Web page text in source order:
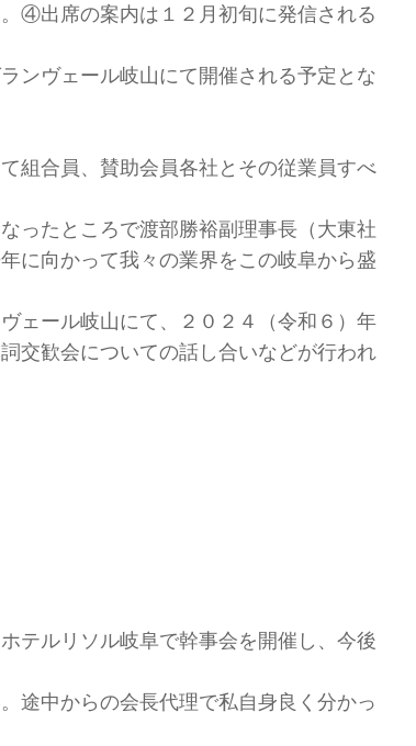
④出席の案内は１２月初旬に発信される
ンヴェール岐山にて開催される予定とな
組合員、賛助会員各社とその従業員すべ
ったところで渡部勝裕副理事長（大東社
に向かって我々の業界をこの岐阜から盛
ェール岐山にて、２０２４（令和６）年
交歓会についての話し合いなどが行われ
テルリソル岐阜で幹事会を開催し、今後
途中からの会長代理で私自身良く分かっ